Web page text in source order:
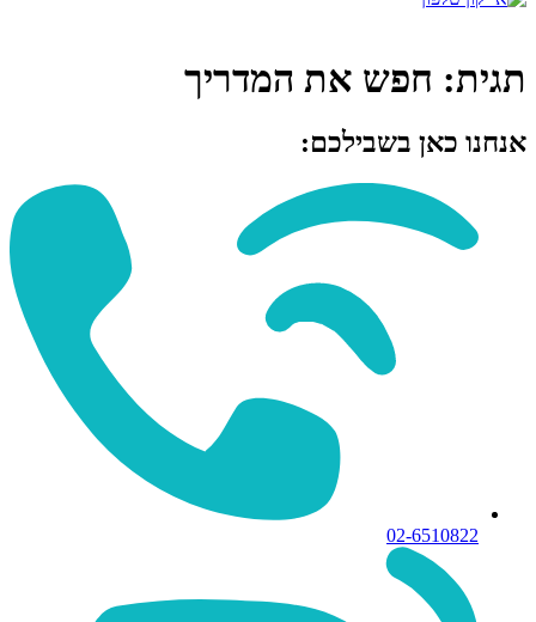
תגית: חפש את המדריך
אנחנו כאן בשבילכם:
02-6510822